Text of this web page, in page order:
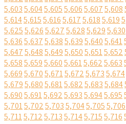
5,6035,6045,6055,6065,6075,608
5,6145,6155,6165,6175,6185,619
5,6255,6265,6275,6285,6295,630
5,6365,6375,6385,6395,6405,641
5,6475,6485,6495,6505,6515,652
5,6585,6595,6605,6615,6625,663
5,6695,6705,6715,6725,6735,674
5,6795,6805,6815,6825,6835,684
5,6905,6915,6925,6935,6945,695
5,7015,7025,7035,7045,7055,706
5,7115,7125,7135,7145,7155,716